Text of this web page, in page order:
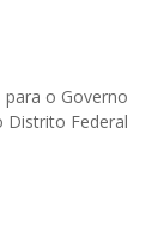
o Governo
Distrito Federal